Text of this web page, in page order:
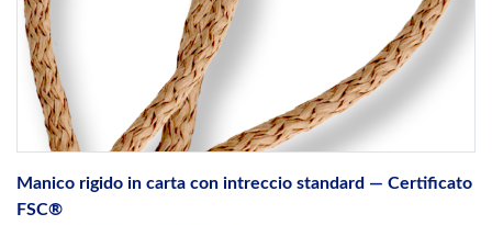
Manico rigido in carta con intreccio standard — Certificato
FSC®